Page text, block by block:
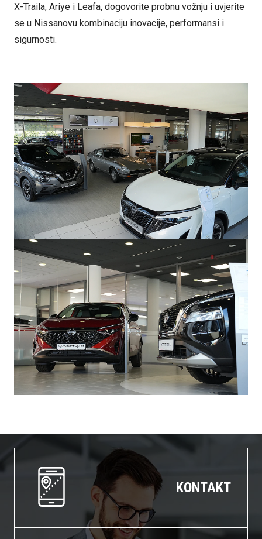
X-Traila, Ariye i Leafa, dogovorite probnu vožnju i uvjerite
se u Nissanovu kombinaciju inovacije, performansi i
sigurnosti.
KONTAKT